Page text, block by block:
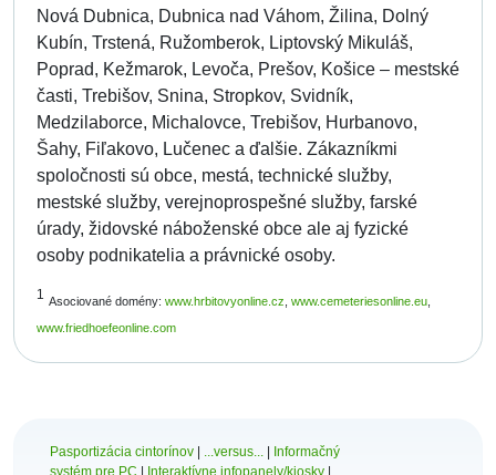
Nová Dubnica, Dubnica nad Váhom, Žilina, Dolný
Kubín, Trstená, Ružomberok, Liptovský Mikuláš,
Poprad, Kežmarok, Levoča, Prešov, Košice – mestské
časti, Trebišov, Snina, Stropkov, Svidník,
Medzilaborce, Michalovce, Trebišov, Hurbanovo,
Šahy, Fiľakovo, Lučenec a ďalšie. Zákazníkmi
spoločnosti sú obce, mestá, technické služby,
mestské služby, verejnoprospešné služby, farské
úrady, židovské náboženské obce ale aj fyzické
osoby podnikatelia a právnické osoby.
1 Asociované domény: www.hrbitovyonline.cz www.cemeteriesonline.eu
www.friedhoefeonline.com
Pasportizácia cintorínov ...versus...
Informačný
systém pre PC
Interaktívne infopanely/kiosky